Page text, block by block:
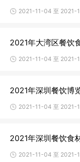
2021-11-04 至 2021-
2021年大湾区餐饮
2021-11-04 至 2021-
2021年深圳餐饮博
2021-11-04 至 2021-
2021年深圳餐饮食
2021-11-04 至 2021-